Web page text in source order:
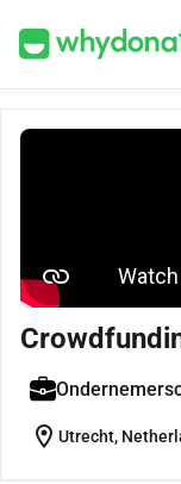
location_on Utrecht,